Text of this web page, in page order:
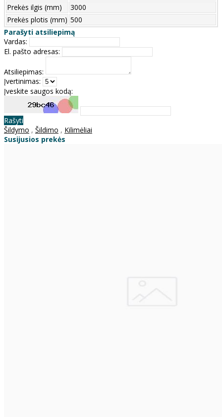
Prekės ilgis (mm)
3000
Prekės plotis (mm) 500
Parašyti atsiliepimą
Vardas:
El. pašto adresas:
Atsiliepimas:
Įvertinimas:
Įveskite saugos kodą:
Rašyti
Šildymo , Šildimo , Kilimėliai
Susijusios prekės